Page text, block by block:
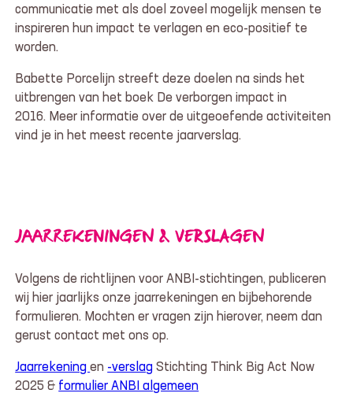
communicatie met als doel zoveel mogelijk mensen te
inspireren hun impact te verlagen en eco-positief te
worden.
Babette Porcelijn streeft deze doelen na sinds het
uitbrengen van het boek De verborgen impact in
2016. Meer informatie over de uitgeoefende activiteiten
vind je in het meest recente jaarverslag.
JAARREKENINGEN & VERSLAGEN
Volgens de richtlijnen voor ANBI-stichtingen, publiceren
wij hier jaarlijks onze jaarrekeningen en bijbehorende
formulieren. Mochten er vragen zijn hierover, neem dan
gerust contact met ons op.
Jaarrekeningen -verslag Stichting Think Big Act Now
2025 & formulier ANBI algemeen